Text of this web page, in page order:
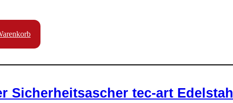
Sicherheitsascher tec-art Edelstahl